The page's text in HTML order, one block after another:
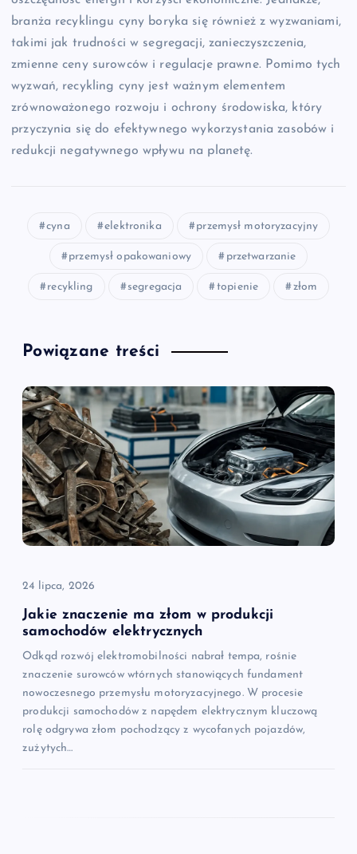
branża recyklingu cyny boryka się również z wyzwaniami,
takimi jak trudności w segregacji, zanieczyszczenia,
zmienne ceny surowców i regulacje prawne. Pomimo tych
wyzwań, recykling cyny jest ważnym elementem
zrównoważonego rozwoju i ochrony środowiska, który
przyczynia się do efektywnego wykorzystania zasobów i
redukcji negatywnego wpływu na planetę.
cyna elektronika przemysł motoryzacyjny
przemysł opakowaniowy przetwarzanie
recykling segregacja topienie złom
Powiązane treści
24 lipca, 2026
Jakie znaczenie ma złom w produkcji
samochodów elektrycznych
Odkąd rozwój elektromobilności nabrał tempa, rośnie
znaczenie surowców wtórnych stanowiących fundament
nowoczesnego przemysłu motoryzacyjnego. W procesie
produkcji samochodów z napędem elektrycznym kluczową
rolę odgrywa złom pochodzący z wycofanych pojazdów,
zużytych…